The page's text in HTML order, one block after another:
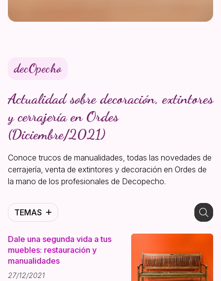
decOpecho
Actualidad sobre decoración, extintores
y cerrajería en Ordes
(Diciembre/2021)
Conoce trucos de manualidades, todas las novedades de
cerrajería, venta de extintores y decoración en Ordes de
la mano de los profesionales de Decopecho.
TEMAS
Dale una segunda vida a tus
muebles: restauración y
manualidades
27/12/2021